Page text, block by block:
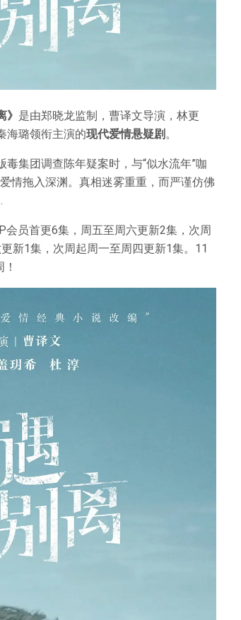
是由郑晓龙监制，曹译文导演，林更
海璐领衔主演的现代爱情悬疑剧 。
毒集团调查陈年疑案时，与“似水流年”咖
情拖入深渊。真相迷雾重重，而严谨仿佛
会员首更6集，周五至周六更新2集，次周
新1集，次周起周一至周四更新1集。11